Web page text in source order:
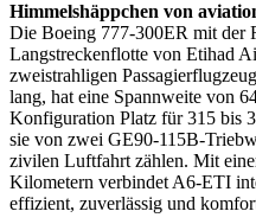
Himmelshäppchen von
Die Boeing 777-300ER mit der
Langstreckenflotte von Etihad
zweistrahligen
lang, hat eine Spannweite von
Konfiguration Platz für 315 bis
sie von zwei GE90-115B-
zivilen Luftfahrt zählen. Mit
Kilometern verbindet A6-ETI
effizient, zuverlässig und